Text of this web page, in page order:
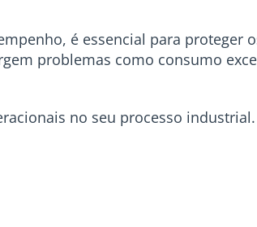
é essencial para proteger
problemas como consumo
no seu processo industrial.